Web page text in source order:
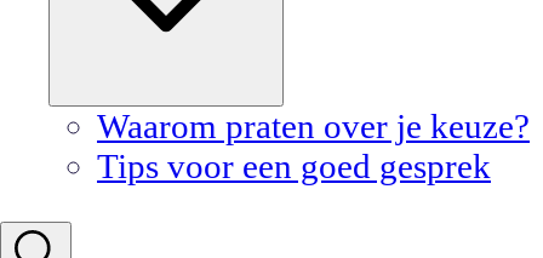
Waarom praten over je keuze?
Tips voor een goed gesprek